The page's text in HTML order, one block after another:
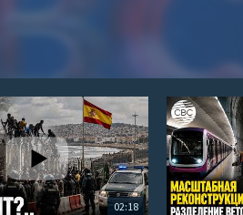
02:18